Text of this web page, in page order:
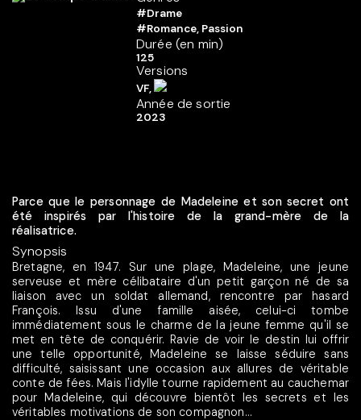
#Drame
#Romance, Passion
Durée (en min)
125
Versions
VF,
Année de sortie
2023
Parce que le personnage de Madeleine et son secret ont
été inspirés par l'histoire de la grand-mère de la
réalisatrice.
Synopsis
Bretagne, en 1947. Sur une plage, Madeleine, une jeune
serveuse et mère célibataire d'un petit garçon né de sa
liaison avec un soldat allemand, rencontre par hasard
François. Issu d'une famille aisée, celui-ci tombe
immédiatement sous le charme de la jeune femme qu'il se
met en tête de conquérir. Ravie de voir le destin lui offrir
une telle opportunité, Madeleine se laisse séduire sans
difficulté, saisissant une occasion aux allures de véritable
conte de fées. Mais l'idylle tourne rapidement au cauchemar
pour Madeleine, qui découvre bientôt les secrets et les
véritables motivations de son compagnon...